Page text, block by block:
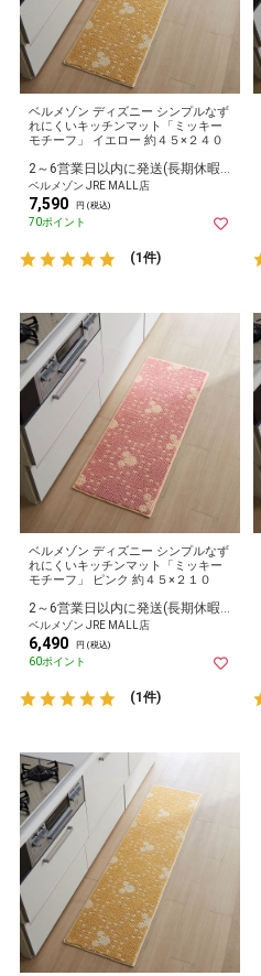
ベルメゾン ディズニー シンプルなず
れにくいキッチンマット「ミッキー
モチーフ」 イエロー 約４５×２４０
ベルメゾン JRE MALL店
7,590 円 (税込)
70ポイント
(1件)
ベルメゾン ディズニー シンプルなず
れにくいキッチンマット「ミッキー
モチーフ」 ピンク 約４５×２１０
ベルメゾン JRE MALL店
6,490 円 (税込)
60ポイント
(1件)